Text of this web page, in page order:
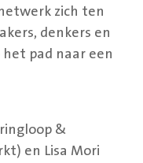
zich ten
denkers en
pad naar een
&
en Lisa Mori